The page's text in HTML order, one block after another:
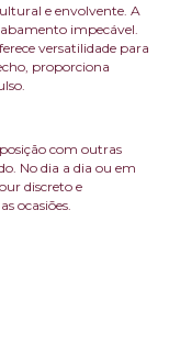
e envolvente. A
impecável.
versatilidade para
proporciona
com outras
No dia a dia ou em
discreto e
ocasiões.